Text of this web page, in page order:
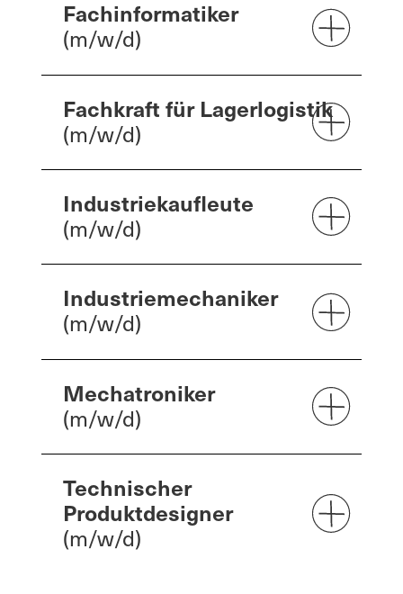
Fachinformatiker
(m/w/d)
Fachkraft für Lagerlogistik
(m/w/d)
Industriekaufleute
(m/w/d)
Industriemechaniker
(m/w/d)
Mechatroniker
(m/w/d)
Technischer
Produktdesigner
(m/w/d)